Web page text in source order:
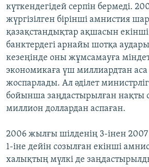
күткендегідей серпін бермеді.
жүргізілген бірінші амнистия
қазақстандықтар ақшасын екінші
банктердегі арнайы шотқа
кезеңінде оны жұмсамауға
экономикаға үш миллиардтан аса
жоспарлады. Ал әділет
бойынша заңдастырылған нақты
миллион доллардан аспаған.
2006 жылғы шілденің 3-інен 2007
1-іне дейін созылған екінші
халықтың мүлкі де